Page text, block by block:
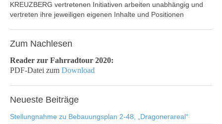
KREUZBERG vertretenen Initiativen arbeiten unabhängig und
vertreten ihre jeweiligen eigenen Inhalte und Positionen
Zum Nachlesen
Reader zur Fahrradtour 2020:
PDF-Datei zum Download
Neueste Beiträge
Stellungnahme zu Bebauungsplan 2-48, „Dragonerareal“